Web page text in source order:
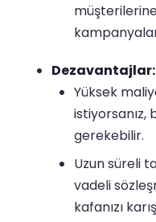
Dezavantajlar:
Yüksek
istiyorsanız,
gerekebilir.
Uzun süreli
vadeli
kafanızı